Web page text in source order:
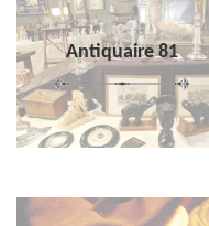
Antiquaire 81